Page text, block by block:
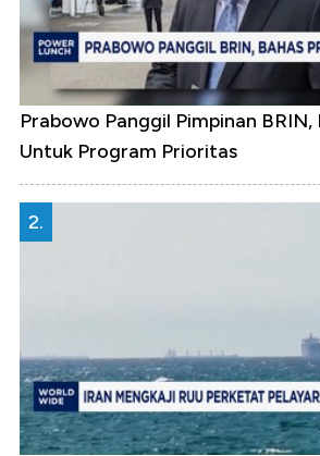
Prabowo Panggil Pimpinan BRIN,
Untuk Program Prioritas
2.